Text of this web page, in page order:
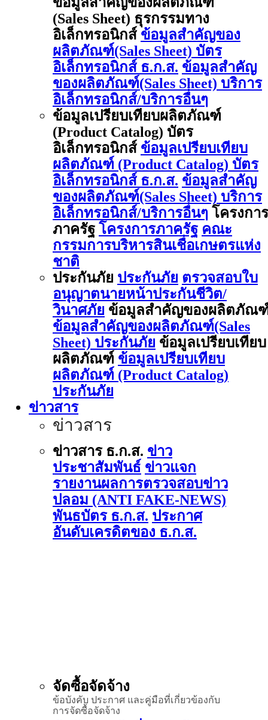
(Sales Sheet) ธุรกรรมทาง
อิเล็กทรอนิกส์ ข้อมูลสำคัญของ
ผลิตภัณฑ์(Sales Sheet) บัตร
อิเล็กทรอนิกส์ ธ.ก.ส. ข้อมูลสำคัญ
ของผลิตภัณฑ์(Sales Sheet) บริการ
อิเล็กทรอนิกส์/บริการอื่นๆ
ข้อมูลเปรียบเทียบผลิตภัณฑ์
(Product Catalog) บัตร
อิเล็กทรอนิกส์ ข้อมูลเปรียบเทียบ
ผลิตภัณฑ์ (Product Catalog) บัตร
อิเล็กทรอนิกส์ ธ.ก.ส. ข้อมูลสำคัญ
ของผลิตภัณฑ์(Sales Sheet) บริการ
อิเล็กทรอนิกส์/บริการอื่นๆ โครงการ
ภาครัฐ โครงการภาครัฐ คณะ
กรรมการบริหารสินเชื่อเกษตรแห่ง
ชาติ
ประกันภัย ประกันภัย ตรวจสอบใบ
อนุญาตนายหน้าประกันชีวิต/
วินาศภัย ข้อมูลสำคัญของผลิตภัณ
ข้อมูลสำคัญของผลิตภัณฑ์(Sales
Sheet) ประกันภัย ข้อมูลเปรียบเทียบ
ผลิตภัณฑ์ ข้อมูลเปรียบเทียบ
ผลิตภัณฑ์ (Product Catalog)
ประกันภัย
ข่าวสาร
ข่าวสาร
ข่าวสาร ธ.ก.ส. ข่าว
ประชาสัมพันธ์ ข่าวแจก
รายงานผลการตรวจสอบข่าว
ปลอม (ANTI FAKE-NEWS)
พันธบัตร ธ.ก.ส. ประกาศ
อันดับเครดิตของ ธ.ก.ส.
จัดซื้อจัดจ้าง
ข้อบังคับ ประกาศ และคู่มือที่เกี่ยวข้องกับ
การจัดซื้อจัดจ้าง